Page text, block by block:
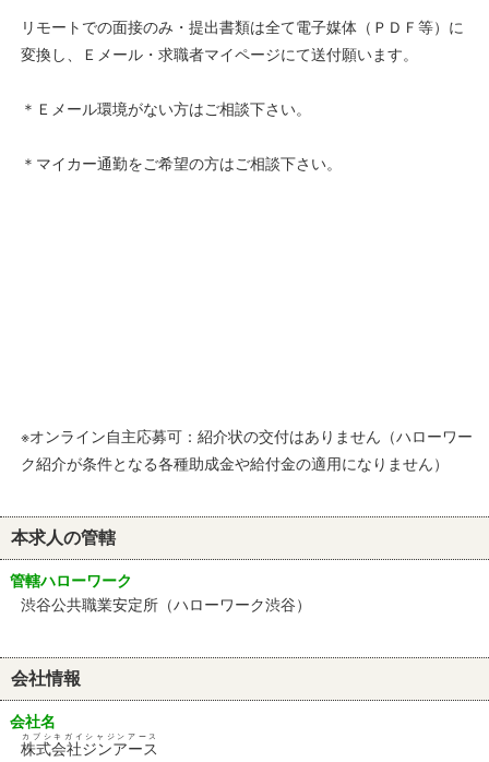
リモートでの面接のみ・提出書類は全て電子媒体（ＰＤＦ等）に
変換し、Ｅメール・求職者マイページにて送付願います。
＊Ｅメール環境がない方はご相談下さい。
＊マイカー通勤をご希望の方はご相談下さい。
※オンライン自主応募可：紹介状の交付はありません（ハローワー
ク紹介が条件となる各種助成金や給付金の適用になりません）
本求人の管轄
管轄ハローワーク
渋谷公共職業安定所（ハローワーク渋谷）
会社情報
会社名
株式会社ジンアース
カブシキガイシャジンアース